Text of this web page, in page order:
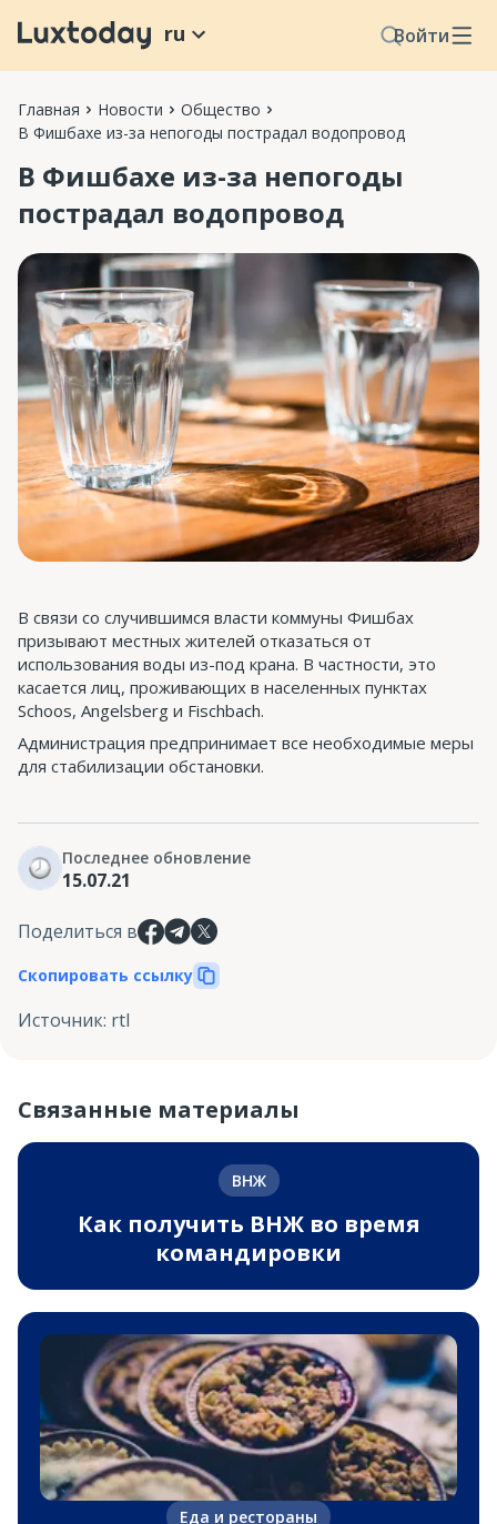
Войти
ru
Главная Новости
Общество
В Фишбахе из-за непогоды пострадал водопровод
В Фишбахе из-за непогоды
пострадал водопровод
В связи со случившимся власти коммуны Фишбах
призывают местных жителей отказаться от
использования воды из-под крана. В частности, это
касается лиц, проживающих в населенных пунктах
Schoos, Angelsberg и Fischbach.
Администрация предпринимает все необходимые меры
для стабилизации обстановки.
Последнее обновление
15.07.21
Поделиться в
Скопировать ссылку
Источник: rtl
Связанные материалы
ВНЖ
Как получить ВНЖ во время
командировки
Еда и рестораны